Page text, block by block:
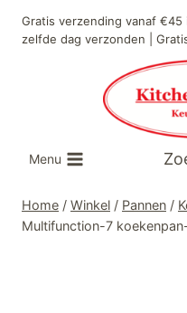
naar
Gratis verzending vanaf
zelfde dag verzonden |
Menu
Home / Winkel / Pannen /
Multifunction-7